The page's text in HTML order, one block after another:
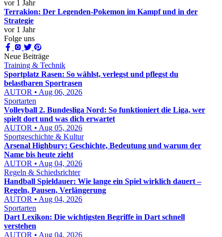
vor 1 Jahr
Terrakion: Der Legenden-Pokemon im Kampf und in der
Strategie
vor 1 Jahr
Folge uns
Neue Beiträge
Training & Technik
Sportplatz Rasen: So wählst, verlegst und pflegst du
belastbaren Sportrasen
AUTOR • Aug 06, 2026
Sportarten
Volleyball 2. Bundesliga Nord: So funktioniert die Liga, wer
spielt dort und was dich erwartet
AUTOR • Aug 05, 2026
Sportgeschichte & Kultur
Arsenal Highbury: Geschichte, Bedeutung und warum der
Name bis heute zieht
AUTOR • Aug 04, 2026
Regeln & Schiedsrichter
Handball Spieldauer: Wie lange ein Spiel wirklich dauert –
Regeln, Pausen, Verlängerung
AUTOR • Aug 04, 2026
Sportarten
Dart Lexikon: Die wichtigsten Begriffe in Dart schnell
verstehen
AUTOR • Aug 04, 2026